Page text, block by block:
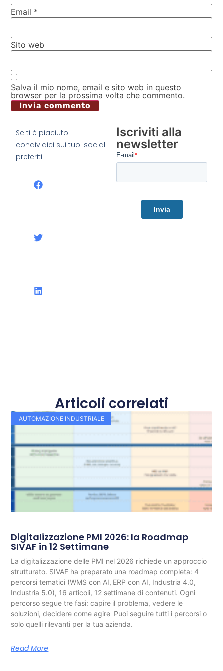
Email *
Sito web
Salva il mio nome, email e sito web in questo
browser per la prossima volta che commento.
Se ti è piaciuto
condividici sui tuoi social
preferiti :
Iscriviti alla
newsletter
Articoli correlati
AUTOMAZIONE INDUSTRIALE
Digitalizzazione PMI 2026: la Roadmap
SIVAF in 12 Settimane
La digitalizzazione delle PMI nel 2026 richiede un approccio
strutturato. SIVAF ha preparato una roadmap completa: 4
percorsi tematici (WMS con AI, ERP con AI, Industria 4.0,
Industria 5.0), 16 articoli, 12 settimane di contenuti. Ogni
percorso segue tre fasi: capire il problema, vedere le
soluzioni, decidere come agire. Puoi seguire tutti i percorsi o
solo quelli rilevanti per la tua azienda.
Read More